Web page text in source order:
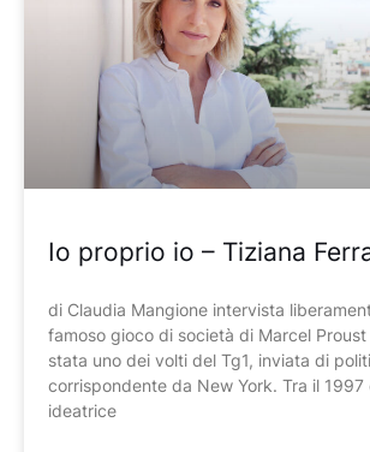
Io proprio io – Tiziana
di Claudia Mangione intervista
famoso gioco di società di Marcel
stata uno dei volti del Tg1, inviata di
corrispondente da New York. Tra il
ideatrice